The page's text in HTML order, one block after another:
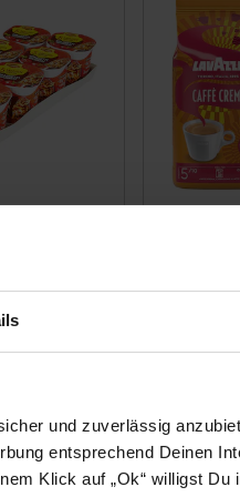
und zuverlässig
entsprechend Deinen
Klick auf „Ok“ willigst Du
4,67 von 5 Sternen
11. 92*nur 11,92 €